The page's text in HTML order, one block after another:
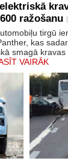
ražošanu
tirgū
kas
smagā
VAIRĀK